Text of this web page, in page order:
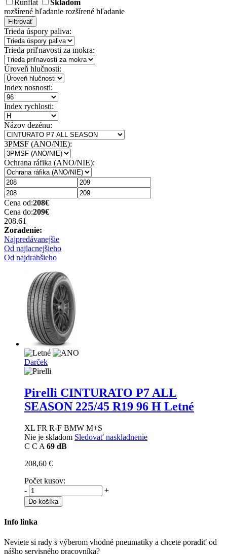
Runflat
Skladom
rozšírené hľadanie rozšírené hľadanie
Filtrovať
Trieda úspory paliva:
Trieda priľnavosti za mokra:
Úroveň hlučnosti:
Index nosnosti:
Index rychlosti:
Názov dezénu:
3PMSF (ANO/NIE):
Ochrana ráfika (ANO/NIE):
Cena od:208€
Cena do:209€
208.61
Zoradenie:
Najpredávanejšie
Od najlacnejšieho
Od najdrahšieho
Darček
Pirelli CINTURATO P7 ALL
SEASON 225/45 R19 96 H Letné
XL FR R-F BMW M+S
Nie je skladom Sledovať naskladnenie
C C A 69 dB
208,60 €
Počet kusov:
-
+
Do košíka
Info linka
Neviete si rady s výberom vhodné pneumatiky a chcete poradiť od
nášho servisného pracovníka?